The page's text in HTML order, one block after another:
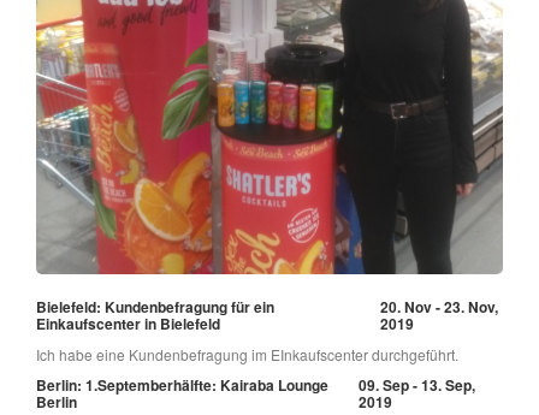
Bielefeld: Kundenbefragung für ein
Einkaufscenter in Bielefeld
20. Nov - 23. Nov,
2019
Ich habe eine Kundenbefragung im EInkaufscenter durchgeführt.
Berlin: 1.Septemberhälfte: Kairaba Lounge
Berlin
09. Sep - 13. Sep,
2019